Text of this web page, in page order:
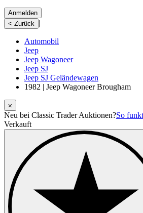
Anmelden
< Zurück |
Automobil
Jeep
Jeep Wagoneer
Jeep SJ
Jeep SJ Geländewagen
1982 | Jeep Wagoneer Brougham
⨉
Neu bei Classic Trader Auktionen?So
Verkauft